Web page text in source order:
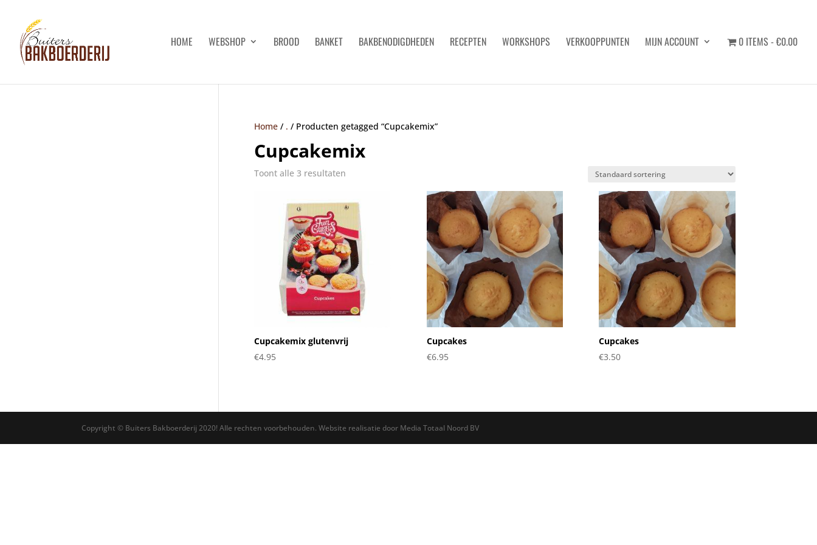
HOME WEBSHOP BROOD BANKET BAKBENODIGDHEDEN RECEPTEN WORKSHOPS VERKOOPPUNTEN MIJN ACCOUNT 0 ITEMS €0.00
Home/ . / Producten getagged “Cupcakemix”
Cupcakemix
Toont alle 3 resultaten
Cupcakemix glutenvrij
€4.95
Cupcakes
€6.95
Cupcakes
€3.50
Copyright © Buiters Bakboerderij 2020! Alle rechten voorbehouden. Website realisatie door Media Totaal Noord BV